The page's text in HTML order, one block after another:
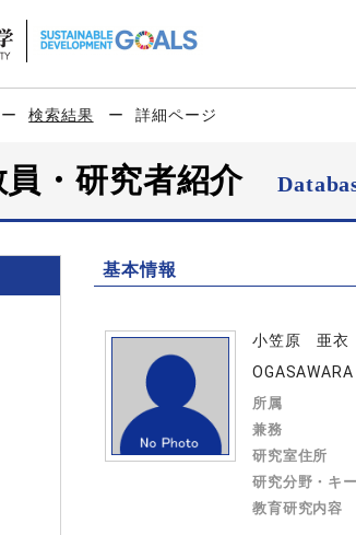
検索結果 詳細ページ
員・研究者紹介
基本情報
小笠原 亜衣
OGASAWARA
所属
兼務
研究室住所
研究分野・キ
教育研究内容